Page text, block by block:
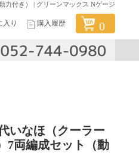
力付き） | グリーンマックス Nゲージ
入り 購入履歴 0
いなほ（クーラー
7両編成セット（動